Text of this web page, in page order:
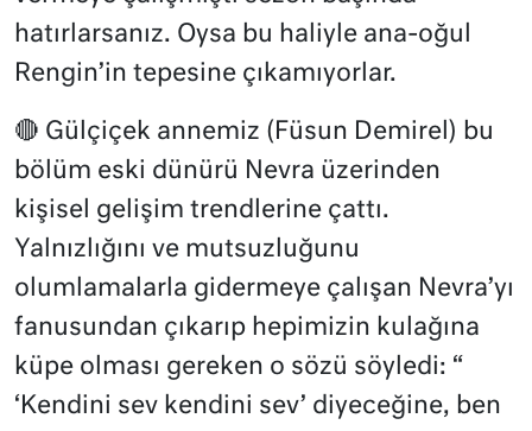
hatırlarsanız. Oysa bu haliyle ana-oğul
Rengin’in tepesine çıkamıyorlar.
🔴 Gülçiçek annemiz (Füsun Demirel) bu
bölüm eski dünürü Nevra üzerinden
kişisel gelişim trendlerine çattı.
Yalnızlığını ve mutsuzluğunu
olumlamalarla gidermeye çalışan Nevra’yı
fanusundan çıkarıp hepimizin kulağına
küpe olması gereken o sözü söyledi: “
‘Kendini sev kendini sev’ diyeceğine, ben